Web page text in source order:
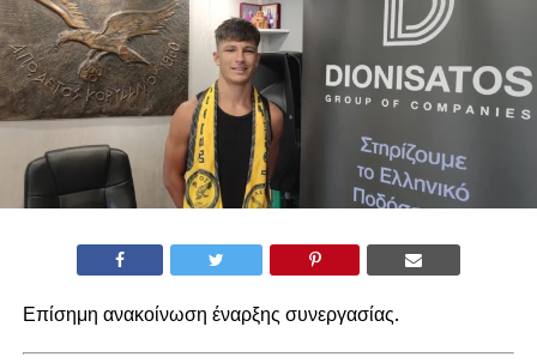
Επίσημη ανακοίνωση έναρξης συνεργασίας.